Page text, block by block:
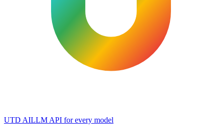
UTD AILLM API for every model